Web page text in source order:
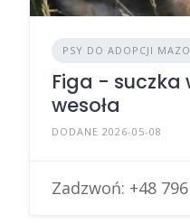
PSY DO ADOPCJI
Figa - suczka
wesoła
DODANE 2026-05-08
Zadzwoń: +48